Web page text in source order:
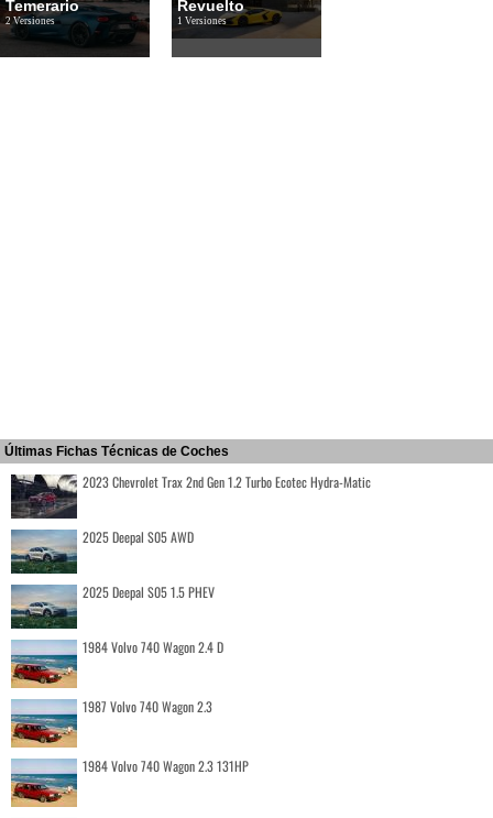
Temerario
2 Versiones
Revuelto
1 Versiones
Últimas Fichas Técnicas de Coches
2023 Chevrolet Trax 2nd Gen 1.2 Turbo Ecotec Hydra-Matic
2025 Deepal S05 AWD
2025 Deepal S05 1.5 PHEV
1984 Volvo 740 Wagon 2.4 D
1987 Volvo 740 Wagon 2.3
1984 Volvo 740 Wagon 2.3 131HP